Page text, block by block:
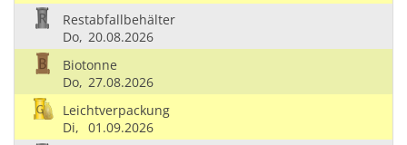
Restabfallbehälter
Do, 20.08.2026
Biotonne
Do, 27.08.2026
Leichtverpackung
Di, 01.09.2026